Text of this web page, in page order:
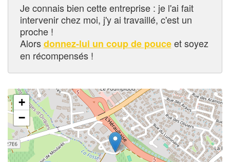
Je connais bien cette entreprise : je l'ai fait
intervenir chez moi, j'y ai travaillé, c'est un
proche !
Alorsdonnez-lui un coup de pouceet soyez
en récompensés !
+
−